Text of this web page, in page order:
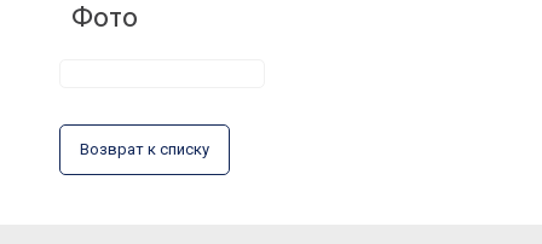
Фото
Возврат к списку